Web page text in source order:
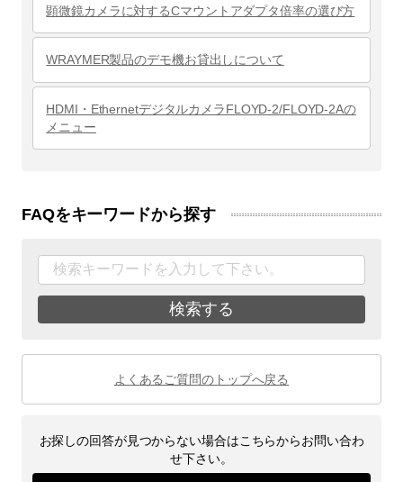
顕微鏡カメラに対するCマウントアダプタ倍率の選び方
WRAYMER製品のデモ機お貸出しについて
HDMI・EthernetデジタルカメラFLOYD-2/FLOYD-2Aの
メニュー
FAQをキーワードから探す
検索する
よくあるご質問のトップへ戻る
お探しの回答が見つからない場合はこちらからお問い合わ
せ下さい。